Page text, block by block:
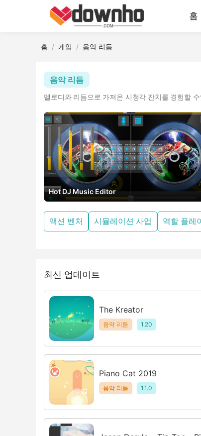
홈
홈 게임 음악 리듬
음악 리듬
멜로디와 리듬으로 가져온 시청각 잔치를 경험할
Hot DJ Music Editor
액션 벤처 시뮬레이션 사업 역할 플레
최신 업데이트
The Kreator
음악 리듬 1.20
Piano Cat 2019
음악 리듬 1.1.0